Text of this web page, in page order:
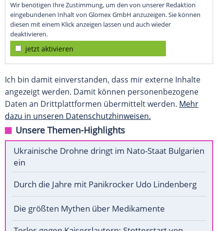
Wir benötigen Ihre Zustimmung, um den von unserer Redaktion
eingebundenen Inhalt von Glomex GmbH anzuzeigen. Sie können
diesen mit einem Klick anzeigen lassen und auch wieder
deaktivieren.
jetzt aktivieren
Ich bin damit einverstanden, dass mir externe Inhalte
angezeigt werden. Damit können personenbezogene
Daten an Drittplattformen übermittelt werden. Mehr
dazu in unseren Datenschutzhinweisen.
Unsere Themen-Highlights
Ukrainische Drohne dringt im Nato-Staat Bulgarien
ein
Durch die Jahre mit Panikrocker Udo Lindenberg
Die größten Mythen über Medikamente